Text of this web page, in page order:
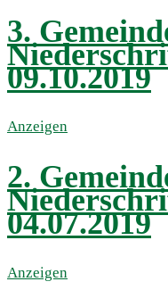
3.
09.10.2019
Anzeigen
2.
04.07.2019
Anzeigen